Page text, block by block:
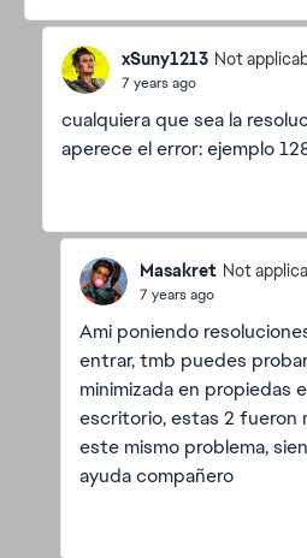
xSuny1213 Not
7 years ago
cualquiera que sea la
aperece el error: ejemplo
Masakret Not
7 years ago
Ami poniendo
entrar, tmb puedes
minimizada en propiedas
escritorio, estas 2 fueron
este mismo problema,
ayuda compañero